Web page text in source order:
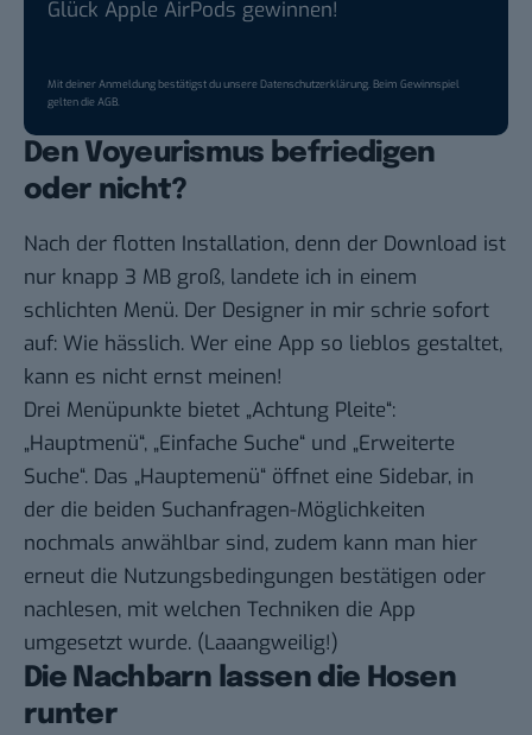
Glück Apple AirPods gewinnen!
Mit deiner Anmeldung bestätigst du unsereDatenschutzerklärung. Beim Gewinnspiel
gelten dieAGB.
Den Voyeurismus befriedigen
oder nicht?
Nach der flotten Installation, denn der Download ist
nur knapp 3 MB groß, landete ich in einem
schlichten Menü. Der Designer in mir schrie sofort
auf: Wie hässlich. Wer eine App so lieblos gestaltet,
kann es nicht ernst meinen!
Drei Menüpunkte bietet „Achtung Pleite“:
„Hauptmenü“, „Einfache Suche“ und „Erweiterte
Suche“. Das „Hauptemenü“ öffnet eine Sidebar, in
der die beiden Suchanfragen-Möglichkeiten
nochmals anwählbar sind, zudem kann man hier
erneut die Nutzungsbedingungen bestätigen oder
nachlesen, mit welchen Techniken die App
umgesetzt wurde. (Laaangweilig!)
Die Nachbarn lassen die Hosen
runter